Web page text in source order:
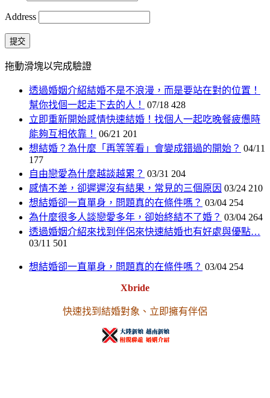
Address
提交
拖動滑塊以完成驗證
透過婚姻介紹結婚不是不浪漫，而是要站在對的位置！
幫你找個一起走下去的人！
07/18 428
立即重新開始感情快速結婚！找個人一起吃晚餐疲憊時
能夠互相依靠！
06/21 201
想結婚？為什麼「再等等看」會變成錯過的開始？ 04/11
177
自由戀愛為什麼越談越累？ 03/31 204
感情不差，卻遲遲沒有結果，常見的三個原因 03/24 210
想結婚卻一直單身，問題真的在條件嗎？ 03/04 254
為什麼很多人談戀愛多年，卻始終結不了婚？ 03/04 264
透過婚姻介紹來找到伴侶來快速結婚也有好處與優點…
03/11 501
想結婚卻一直單身，問題真的在條件嗎？ 03/04 254
Xbride
快速找到結婚對象、立即擁有伴侶